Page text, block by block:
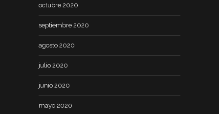
octubre 2020
septiembre 2020
agosto 2020
julio 2020
junio 2020
mayo 2020